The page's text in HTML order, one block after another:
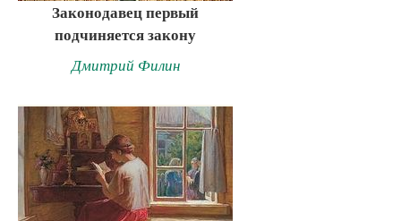
Законодавец первый
подчиняется закону
Дмитрий Филин